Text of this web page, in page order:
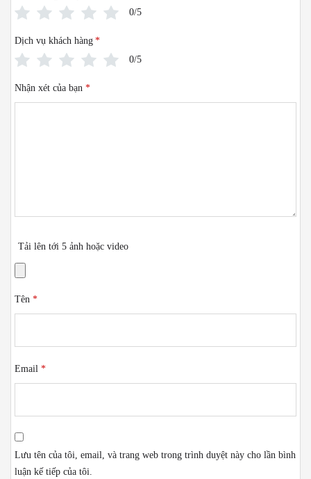
0/5
Dịch vụ khách hàng *
0/5
Nhận xét của bạn *
Tải lên tới 5 ảnh hoặc video
Tên *
Email *
Lưu tên của tôi, email, và trang web trong trình duyệt này cho lần bình
luận kế tiếp của tôi.